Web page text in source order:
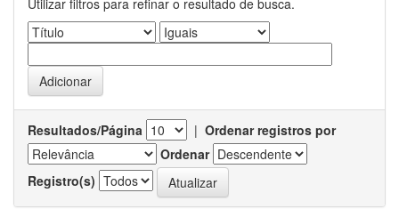
Utilizar filtros para refinar o resultado de busca.
Resultados/Página | Ordenar registros por
Ordenar
Registro(s)